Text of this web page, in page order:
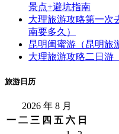
景点+避坑指南
大理旅游攻略第一次
南要多久）
昆明闺蜜游（昆明旅
大理旅游攻略二日游
旅游日历
2026 年 8 月
一 二 三 四 五 六 日